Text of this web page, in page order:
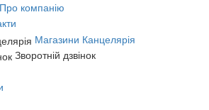
Про компанію
Магазини Канцелярія
Зворотній дзвінок